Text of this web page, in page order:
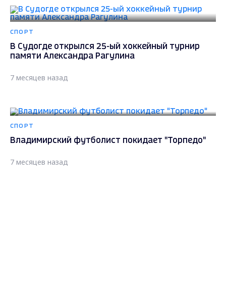
СПОРТ
В Судогде открылся 25-ый хоккейный турнир
памяти Александра Рагулина
7 месяцев назад
СПОРТ
Владимирский футболист покидает "Торпедо"
7 месяцев назад